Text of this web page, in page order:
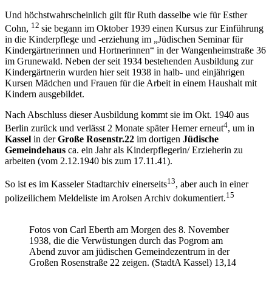
Und höchstwahrscheinlich gilt für Ruth dasselbe wie für Esther
Cohn, 12 sie begann im Oktober 1939 einen Kursus zur Einführung
in die Kinderpflege und -erziehung im „Jüdischen Seminar für
Kindergärtnerinnen und Hortnerinnen“ in der Wangenheimstraße 36
im Grunewald. Neben der seit 1934 bestehenden Ausbildung zur
Kindergärtnerin wurden hier seit 1938 in halb- und einjährigen
Kursen Mädchen und Frauen für die Arbeit in einem Haushalt mit
Kindern ausgebildet.
Nach Abschluss dieser Ausbildung kommt sie im Okt. 1940 aus
Berlin zurück und verlässt 2 Monate später Hemer erneut4, um in
Kassel in derGroße Rosenstr.22 im dortigen Jüdische
Gemeindehaus ca. ein Jahr als Kinderpflegerin/ Erzieherin zu
arbeiten (vom 2.12.1940 bis zum 17.11.41).
So ist es im Kasseler Stadtarchiv einerseits13, aber auch in einer
polizeilichem Meldeliste im Arolsen Archiv dokumentiert.15
Fotos von Carl Eberth am Morgen des 8. November
1938, die die Verwüstungen durch das Pogrom am
Abend zuvor am jüdischen Gemeindezentrum in der
Großen Rosenstraße 22 zeigen. (StadtA Kassel) 13,14